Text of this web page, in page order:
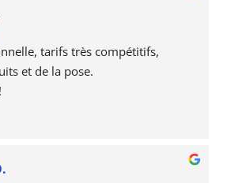
tarifs très compétitifs,
et de la pose.